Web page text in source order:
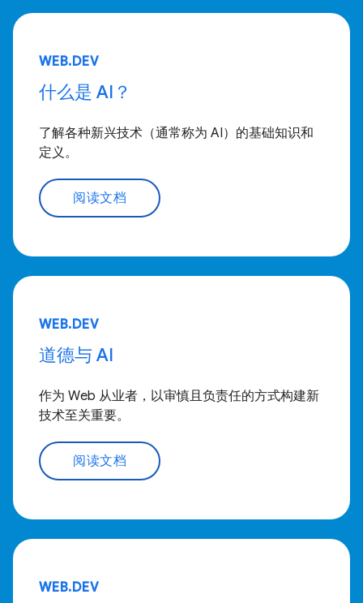
WEB.DEV
什么是 AI？
了解各种新兴技术（通常称为 AI）的基础知识和
定义。
阅读文档
WEB.DEV
道德与 AI
作为 Web 从业者，以审慎且负责任的方式构建新
技术至关重要。
阅读文档
WEB.DEV